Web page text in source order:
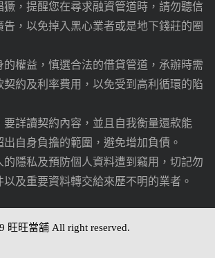
獗，提醒您在尋求融資管道時，請勿聽信
告，以免掉入黑心業者或是地下錢莊的圈
的權益，慎選合法的借貸管道，承辦時需
契約及利率費用，以免受到高利循環的陷
要詳讀契約內容，並且自我衡量還款能
自身負擔的範圍，避免增加負債。
的隱私及預防個人資料遭到竊用，切記勿
及重要資料轉交給來歷不明的業者。
旺旺當舖 All right reserved.